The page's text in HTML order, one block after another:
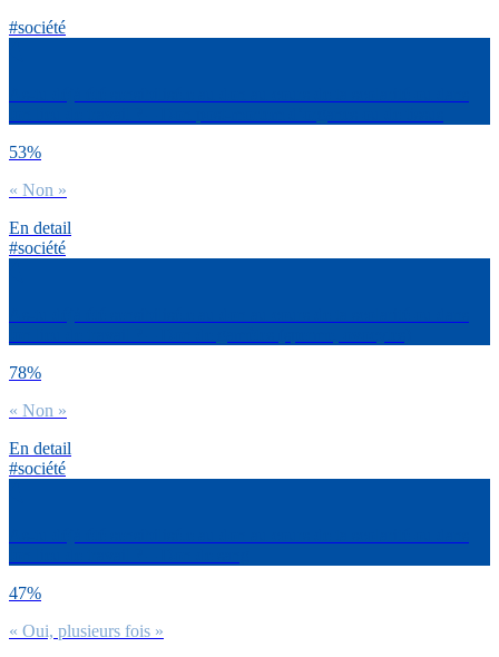
#société
53%
« Non »
En detail
#société
78%
« Non »
En detail
#société
47%
« Oui, plusieurs fois »